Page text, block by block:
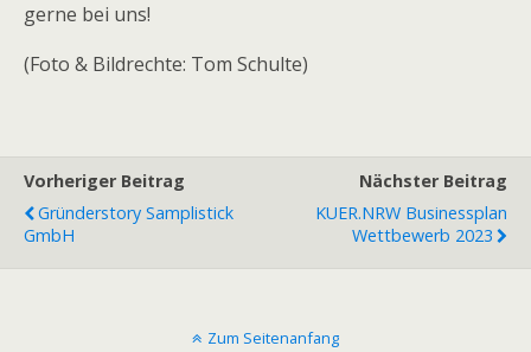
gerne bei uns!
(Foto & Bildrechte: Tom Schulte)
Vorheriger Beitrag
Gründerstory Samplistick
GmbH
Nächster Beitrag
KUER.NRW Businessplan
Wettbewerb 2023
Zum Seitenanfang